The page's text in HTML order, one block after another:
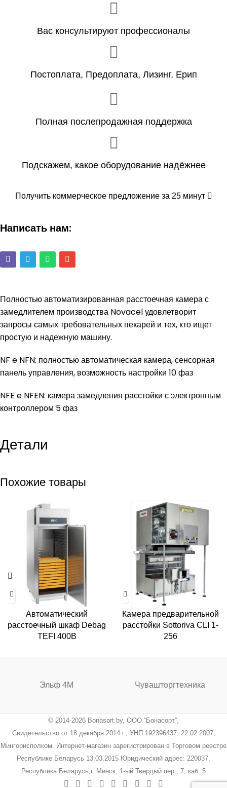
Вас консультируют профессионалы
Постоплата, Предоплата, Лизинг, Ерип
Полная послепродажная поддержка
Подскажем, какое оборудование надёжнее
Получить коммерческое предложение за 25 минут
Написать нам:
Полностью автоматизированная расстоечная камера с
замедлителем производства Novacel удовлетворит
запросы самых требовательных пекарей и тех, кто ищет
простую и надежную машину.
NF e NFN: полностью автоматическая камера, сенсорная
панель управления, возможность настройки 10 фаз
NFE e NFEN: камера замедления расстойки с электронным
контроллером 5 фаз
Детали
Похожие товары
Автоматический
расстоечный шкаф Debag
TEFI 400B
Камера предварительной
расстойки Sottoriva CLI 1-
256
Эльф 4М Чувашторгтехника
© 2014-2026 Bonasort.by, ООО “Бонасорт”,
Свидетельство от 18 декабря 2014 г., УНП 192396437, 22.02.2007,
Мингорисполком. Интернет-магазин зарегистрирован в Торговом реестре
Республике Беларусь 13.03.2015 Юридический адрес: 220037,
Республика Беларусь,г. Минск, 1-ый Твердый пер., 7, каб. 5